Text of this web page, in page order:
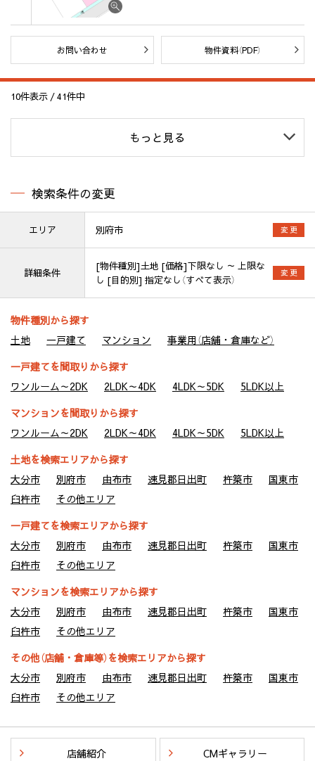
お問い合わせ 物件資料（PDF）
10件表示 /41件中
もっと見る
検索条件の変更
エリア 別府市 変 更
詳細条件
[物件種別]土地 [価格]下限なし ～ 上限な
し [目的別] 指定なし（すべて表示）
変 更
物件種別から探す
土地
一戸建て マンション
事業用（店舗・倉庫など）
一戸建てを間取りから探す
ワンルーム～2DK
2LDK～4DK 4LDK～5DK
5LDK以上
マンションを間取りから探す
ワンルーム～2DK
2LDK～4DK 4LDK～5DK
5LDK以上
土地を検索エリアから探す
大分市
別府市 由布市 速見郡日出町 杵築市
国東市
臼杵市
その他エリア
一戸建てを検索エリアから探す
大分市
別府市 由布市 速見郡日出町 杵築市
国東市
臼杵市
その他エリア
マンションを検索エリアから探す
大分市
別府市 由布市 速見郡日出町 杵築市
国東市
臼杵市
その他エリア
その他（店舗・倉庫等）を検索エリアから探す
大分市
別府市 由布市 速見郡日出町 杵築市
国東市
臼杵市
その他エリア
店舗紹介 CMギャラリー